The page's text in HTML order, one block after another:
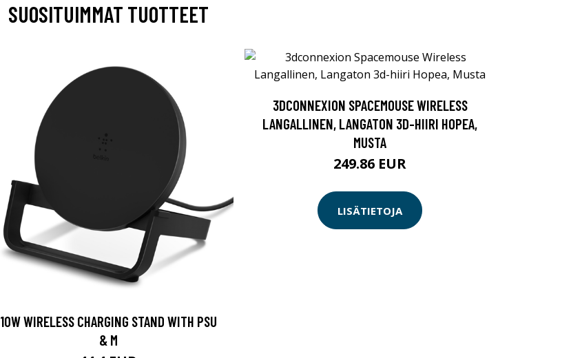
SUOSITUIMMAT TUOTTEET
10W WIRELESS CHARGING STAND WITH PSU
& M
3DCONNEXION SPACEMOUSE WIRELESS
LANGALLINEN, LANGATON 3D-HIIRI HOPEA,
MUSTA
249.86 EUR
LISÄTIETOJA